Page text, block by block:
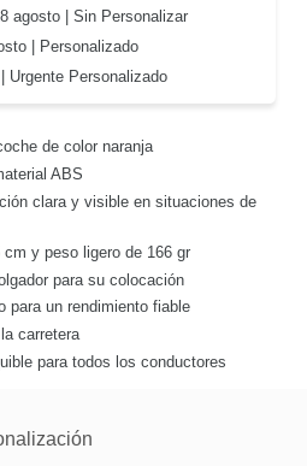
agosto| Sin Personalizar
| Personalizado
| Urgente Personalizado
de color naranja
ABS
clara y visible en situaciones de
y peso ligero de 166 gr
para su colocación
para un rendimiento fiable
carretera
para todos los conductores